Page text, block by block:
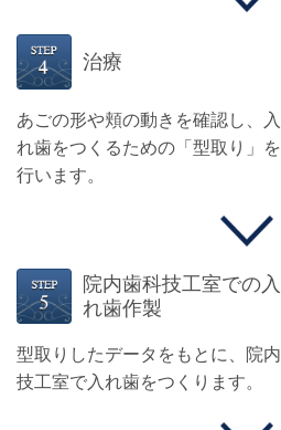
治療
あごの形や頬の動きを確認し、入
れ歯をつくるための「型取り」を
行います。
院内歯科技工室での入
れ歯作製
型取りしたデータをもとに、院内
技工室で入れ歯をつくります。